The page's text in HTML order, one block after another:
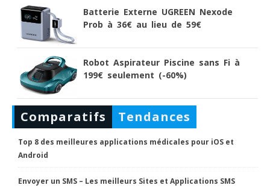
Batterie Externe UGREEN Nexode
Prob à 36€ au lieu de 59€
Robot Aspirateur Piscine sans Fi à
199€ seulement (-60%)
Comparatifs Tendances
Top 8 des meilleures applications médicales pour iOS et
Android
Envoyer un SMS – Les meilleurs Sites et Applications SMS